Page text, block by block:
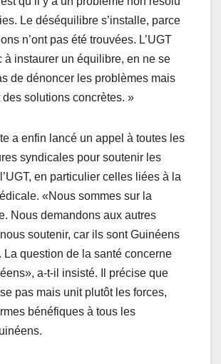
Le déséquilibre s’installe, parce
n’ont pas été trouvées. L’UGT
à instaurer un équilibre, en ne se
de dénoncer les problèmes mais
solutions concrètes. »
a enfin lancé un appel à toutes les
syndicales pour soutenir les
en particulier celles liées à la
«Nous sommes sur la
Nous demandons aux autres
soutenir, car ils sont Guinéens
La question de la santé concerne
a-t-il insisté. Il précise que
pas mais unit plutôt les forces,
bénéfiques à tous les